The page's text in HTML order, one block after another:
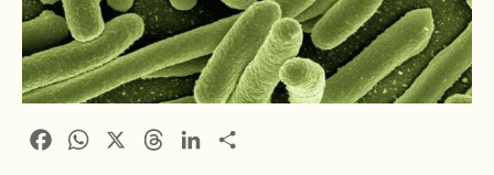
FacebookWhatsApp ThreadsLinkedIn